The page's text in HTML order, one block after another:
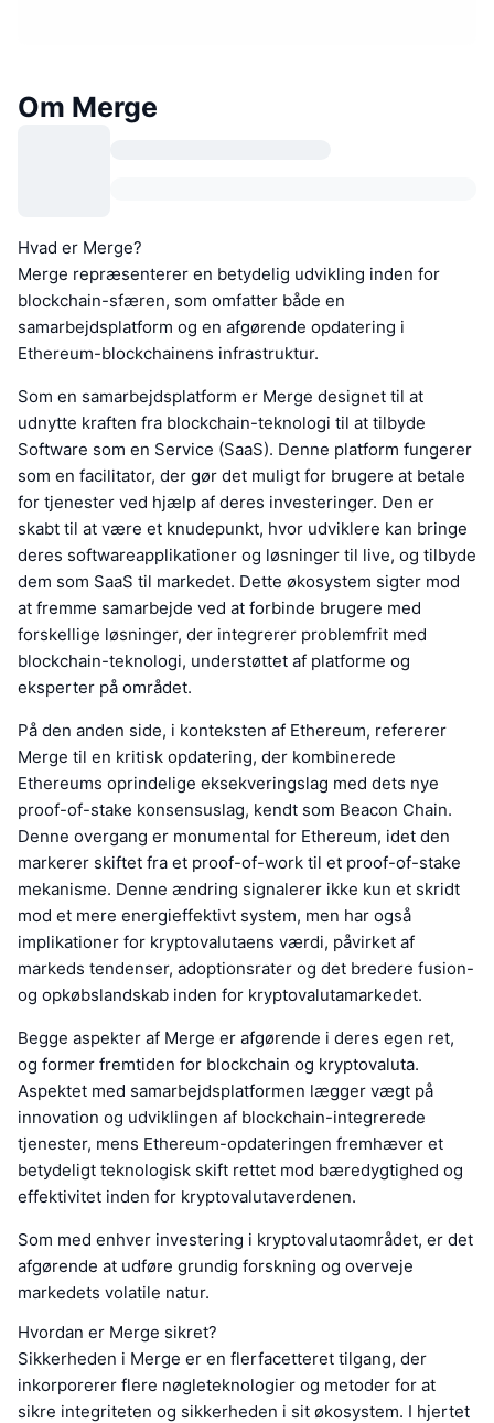
Om Merge
Hvad er Merge?
Merge repræsenterer en betydelig udvikling inden for
blockchain-sfæren, som omfatter både en
samarbejdsplatform og en afgørende opdatering i
Ethereum-blockchainens infrastruktur.
Som en samarbejdsplatform er Merge designet til at
udnytte kraften fra blockchain-teknologi til at tilbyde
Software som en Service (SaaS). Denne platform fungerer
som en facilitator, der gør det muligt for brugere at betale
for tjenester ved hjælp af deres investeringer. Den er
skabt til at være et knudepunkt, hvor udviklere kan bringe
deres softwareapplikationer og løsninger til live, og tilbyde
dem som SaaS til markedet. Dette økosystem sigter mod
at fremme samarbejde ved at forbinde brugere med
forskellige løsninger, der integrerer problemfrit med
blockchain-teknologi, understøttet af platforme og
eksperter på området.
På den anden side, i konteksten af Ethereum, refererer
Merge til en kritisk opdatering, der kombinerede
Ethereums oprindelige eksekveringslag med dets nye
proof-of-stake konsensuslag, kendt som Beacon Chain.
Denne overgang er monumental for Ethereum, idet den
markerer skiftet fra et proof-of-work til et proof-of-stake
mekanisme. Denne ændring signalerer ikke kun et skridt
mod et mere energieffektivt system, men har også
implikationer for kryptovalutaens værdi, påvirket af
markeds tendenser, adoptionsrater og det bredere fusion-
og opkøbslandskab inden for kryptovalutamarkedet.
Begge aspekter af Merge er afgørende i deres egen ret,
og former fremtiden for blockchain og kryptovaluta.
Aspektet med samarbejdsplatformen lægger vægt på
innovation og udviklingen af blockchain-integrerede
tjenester, mens Ethereum-opdateringen fremhæver et
betydeligt teknologisk skift rettet mod bæredygtighed og
effektivitet inden for kryptovalutaverdenen.
Som med enhver investering i kryptovalutaområdet, er det
afgørende at udføre grundig forskning og overveje
markedets volatile natur.
Hvordan er Merge sikret?
Sikkerheden i Merge er en flerfacetteret tilgang, der
inkorporerer flere nøgleteknologier og metoder for at
sikre integriteten og sikkerheden i sit økosystem. I hjertet